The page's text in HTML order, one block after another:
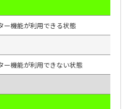
ー機能が利用できる状態
ー機能が利用できない状態